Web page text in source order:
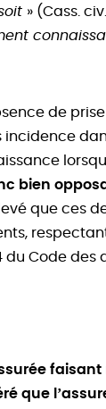
» (Cass. civ.
de
bien
que ces
du Code des
que